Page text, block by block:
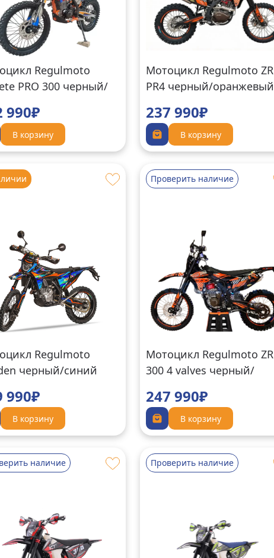
Regulmoto
PRO 300 черный/
990₽
В корзину
Мотоцикл Regulmoto ZR
PR4 черный/оранжевый
237 990₽
В корзину
Regulmoto
черный/синий
990₽
В корзину
Проверить наличие
Мотоцикл Regulmoto ZR
300 4 valves черный/
247 990₽
В корзину
наличие Проверить наличие